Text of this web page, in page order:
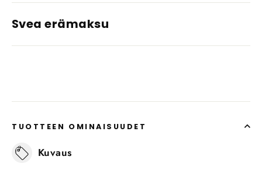
Svea erämaksu
TUOTTEEN OMINAISUUDET
Kuvaus